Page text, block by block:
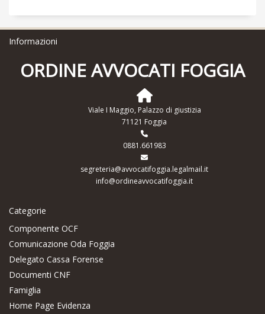
Informazioni
ORDINE AVVOCATI FOGGIA
Viale I Maggio, Palazzo di giustizia
71121 Foggia
0881.661983
segreteria@avvocatifoggia.legalmail.it
info@ordineavvocatifoggia.it
Categorie
Componente OCF
Comunicazione Oda Foggia
Delegato Cassa Forense
Documenti CNF
Famiglia
Home Page Evidenza